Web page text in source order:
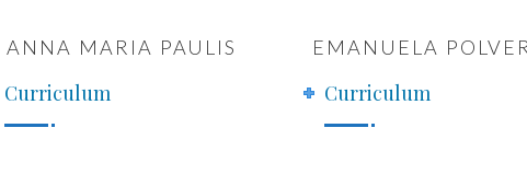
ANNA MARIA PAULIS
Curriculum
EMANUELA
Curriculum